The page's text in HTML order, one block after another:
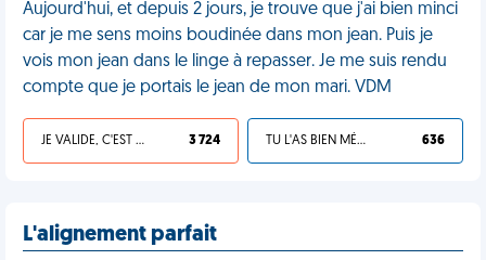
Aujourd'hui, et depuis 2 jours, je trouve que j'ai bien minci
car je me sens moins boudinée dans mon jean. Puis je
vois mon jean dans le linge à repasser. Je me suis rendu
compte que je portais le jean de mon mari. VDM
JE VALIDE, C'EST UNE VDM 3 724 TU L'AS BIEN MÉRITÉ 636
L'alignement parfait